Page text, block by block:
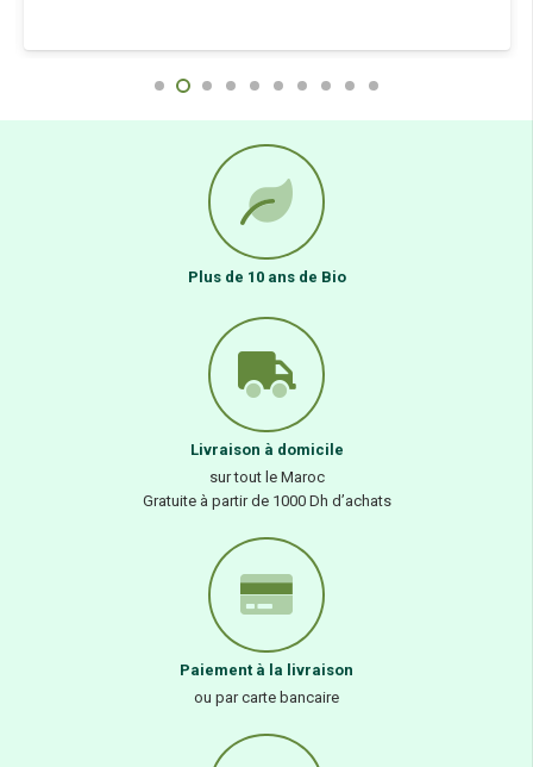
Plus de 10 ans de Bio
Livraison à domicile
sur tout le Maroc
Gratuite à partir de 1000 Dh d’achats
Paiement à la livraison
ou par carte bancaire